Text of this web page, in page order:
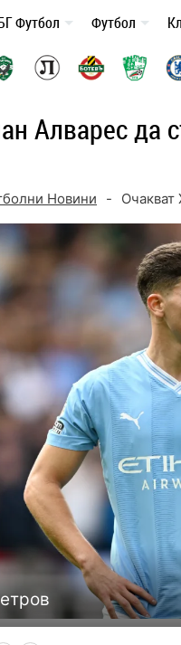
Футбол Футбол
Алварес да
Новини - Очакват